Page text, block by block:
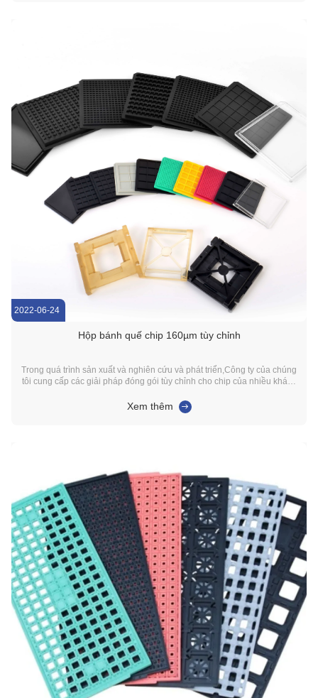
2022-06-24
Hộp bánh quế chip 160µm tùy chỉnh
Trong quá trình sản xuất và nghiên cứu và phát triển,Công ty của chúng
tôi cung cấp các giải pháp đóng gói tùy chỉnh cho chip của nhiều khách
thước IC chỉ là 14 * 0,21 * 0,1mm. So với kích thước chip thông thường,
0,21mm là một ...
Xem thêm